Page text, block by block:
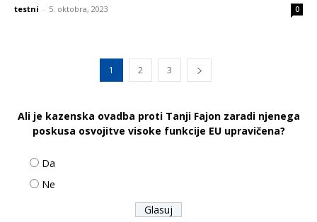
testni - 5. oktobra, 2023 0
1 2 3
Ali je kazenska ovadba proti Tanji Fajon zaradi njenega
poskusa osvojitve visoke funkcije EU upravičena?
Da
Ne